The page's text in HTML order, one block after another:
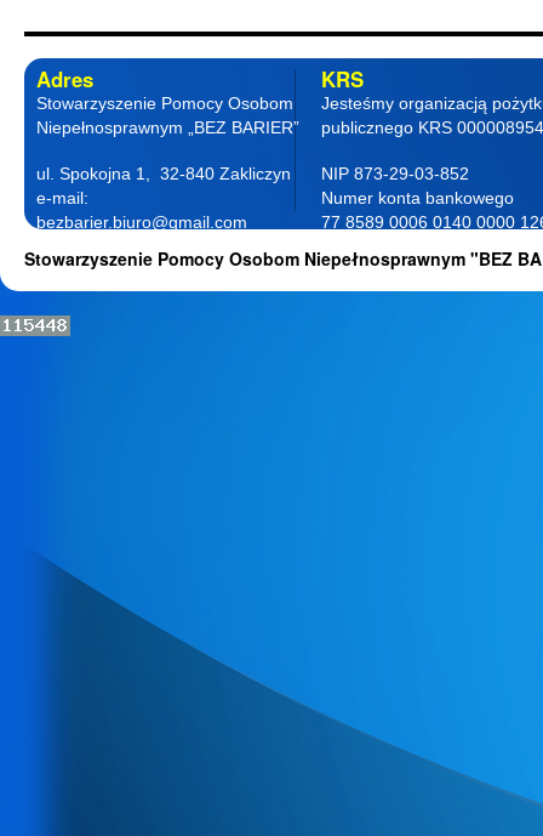
Adres
Stowarzyszenie Pomocy Osobom
Niepełnosprawnym „BEZ BARIER”
ul. Spokojna 1, 32-840 Zakliczyn
e-mail:
bezbarier.biuro@gmail.com
KRS
Jesteśmy organizacją
publicznego KRS
NIP 873-29-03-852
Numer konta bankowego
77 8589 0006 0140 0000
Stowarzyszenie Pomocy Osobom Niepełnosprawnym "BEZ